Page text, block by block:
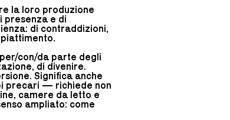
la loro produzione
presenza e di
di contraddizioni,
con/da parte degli
di divenire.
Significa anche
precari — richiede non
camere da letto e
ampliato: come